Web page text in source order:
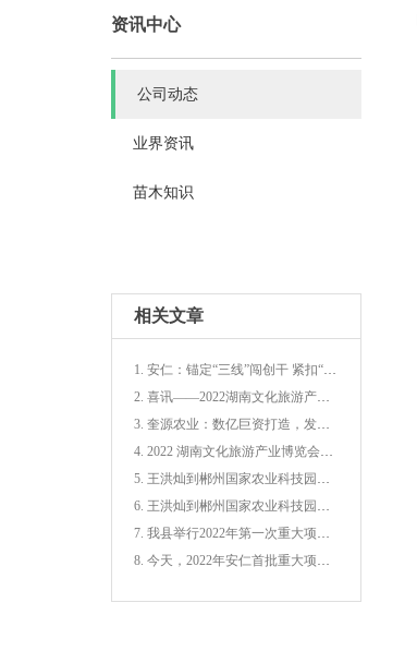
资讯中心
公司动态
业界资讯
苗木知识
相关文章
1. 安仁：锚定“三线”闯创干 紧扣“三子”促增收
2. 喜讯——2022湖南文化旅游产业博览会上郴州载誉而归
3. 奎源农业：数亿巨资打造，发展新型农业生态循环
4. 2022 湖南文化旅游产业博览会文化旅游商品大赛
5. 王洪灿到郴州国家农业科技园青路园区调研
6. 王洪灿到郴州国家农业科技园青路园区调研
7. 我县举行2022年第一次重大项目集中开(竣)工仪式
8. 今天，2022年安仁首批重大项目集中开(竣)工!